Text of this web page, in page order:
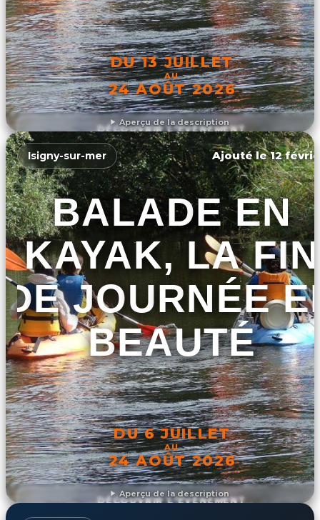
Aperçu de la description
DU 13 JUILLET
AU
24 AOÛT 2026
DÉCOUVRIR L'ÉVÉNEMENT
Aperçu de la description
Isigny-sur-mer Ajouté le 12
BALADE EN
KAYAK, LA FIN
DE JOURNÉE
BEAUTÉ
DU 6 JUILLET
AU
24 AOÛT 2026
DÉCOUVRIR L'ÉVÉNEMENT